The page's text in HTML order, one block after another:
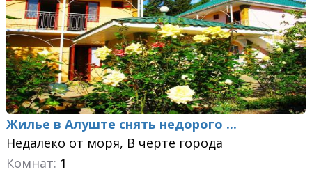
Жилье в Алуште снять недорого ...
Недалеко от моря, В черте города
Комнат: 1